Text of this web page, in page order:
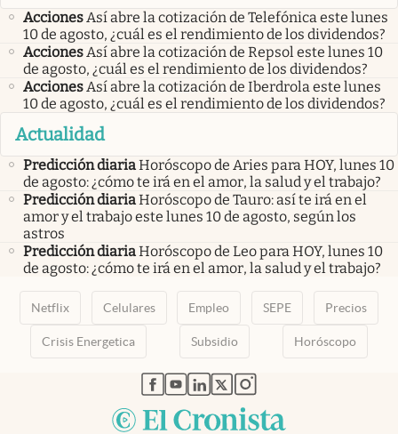
Acciones Así abre la cotización de Telefónica este lunes
10 de agosto, ¿cuál es el rendimiento de los dividendos?
Acciones Así abre la cotización de Repsol este lunes 10
de agosto, ¿cuál es el rendimiento de los dividendos?
Acciones Así abre la cotización de Iberdrola este lunes
10 de agosto, ¿cuál es el rendimiento de los dividendos?
Actualidad
Predicción diariaHoróscopo de Aries para HOY, lunes 10
de agosto: ¿cómo te irá en el amor, la salud y el trabajo?
Predicción diariaHoróscopo de Tauro: así te irá en el
amor y el trabajo este lunes 10 de agosto, según los
astros
Predicción diariaHoróscopo de Leo para HOY, lunes 10
de agosto: ¿cómo te irá en el amor, la salud y el trabajo?
Netflix Celulares Empleo SEPE Precios
Crisis Energetica Subsidio Horóscopo
abre en nueva pestaña
abre en nueva pestaña
abre en nueva pestaña
abre en nueva pestaña
abre en nueva pestaña